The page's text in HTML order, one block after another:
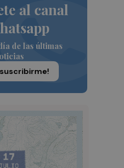
al canal
de las últimas
suscribirme!